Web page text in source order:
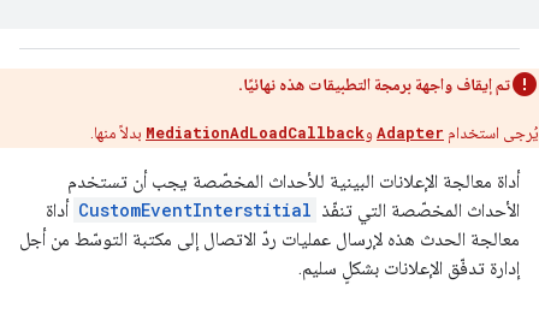
تم إيقاف واجهة برمجة التطبيقات هذه نهائيًا.
يُرجى استخدام Adapter وMediationAdLoadCallback بدلاً منها.
أداة معالجة الإعلانات البينية للأحداث المخصّصة يجب أن تستخدم
الأحداث المخصّصة التي تنفّذ CustomEventInterstitial أداة
معالجة الحدث هذه لإرسال عمليات ردّ الاتصال إلى مكتبة التوسّط من أجل
إدارة تدفّق الإعلانات بشكلٍ سليم.